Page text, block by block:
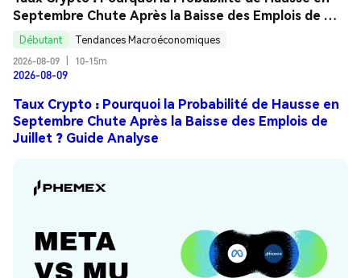
Septembre Chute Après la Baisse des Emplois de
Juillet ? Guide Analyse
Débutant
Tendances Macroéconomiques
2026-08-09
10-15m
2026-08-09
Taux Crypto : Pourquoi la Probabilité de Hausse en
Septembre Chute Après la Baisse des Emplois de
Juillet ? Guide Analyse